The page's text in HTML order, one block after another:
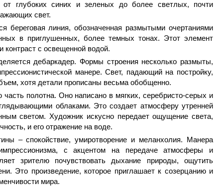
от глубоких синих и зеленых до более светлых, почти
свет.
береговая линия, обозначенная размытыми очертаниями
в приглушенных, более темных тонах. Этот элемент
контраст с освещенной водой.
дебаркадер. Формы строения несколько размыты,
манере. Свет, падающий на постройку,
хотя детали прописаны весьма обобщенно.
полотна. Оно написано в мягких, серебристо-серых и
облаками. Это создает атмосферу утренней
светом. Художник искусно передает ощущение света,
и его отражение на воде.
– спокойствие, умиротворение и меланхолия. Манера
с акцентом на передаче атмосферы и
зрителю почувствовать дыхание природы, ощутить
Это произведение, которое приглашает к созерцанию и
мира.